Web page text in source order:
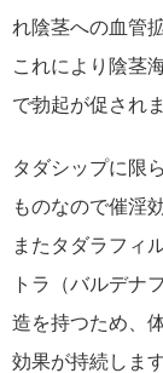
れ陰茎への血管
これにより陰茎
で勃起が促されま
タダシップに限
ものなので催淫
またタダラフィ
トラ（バルデナ
造を持つため、
効果が持続しま